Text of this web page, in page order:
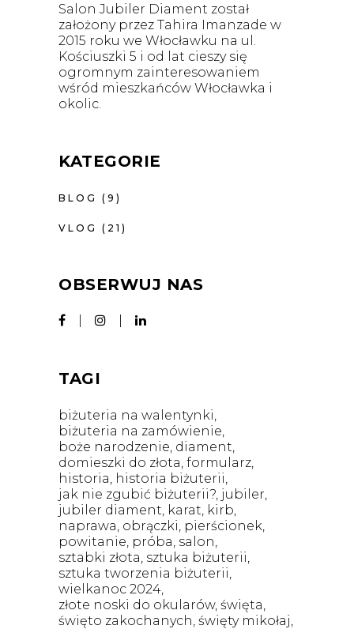
Salon Jubiler Diament został
założony przez Tahira Imanzade w
2015 roku we Włocławku na ul.
Kościuszki 5 i od lat cieszy się
ogromnym zainteresowaniem
wśród mieszkańców Włocławka i
okolic.
KATEGORIE
BLOG (9)
VLOG (21)
OBSERWUJ NAS
TAGI
biżuteria na walentynki
biżuteria na zamówienie
boże narodzenie diament
domieszki do złota formularz
historia historia biżuterii
jak nie zgubić biżuterii? jubiler
jubiler diament karat kirb
naprawa obrączki pierścionek
powitanie próba salon
sztabki złota sztuka biżuterii
sztuka tworzenia biżuterii
wielkanoc 2024
złote noski do okularów święta
święto zakochanych święty mikołaj